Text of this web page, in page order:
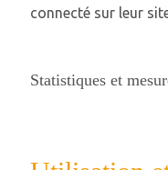
connecté sur leur
Statistiques et